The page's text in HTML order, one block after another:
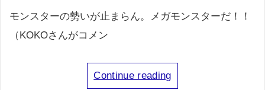
モンスターの勢いが止まらん。メガモンスターだ！！
（KOKOさんがコメン
Continue reading